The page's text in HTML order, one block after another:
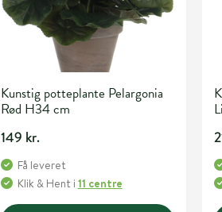
Kunstig potteplante Pelargonia
Rød H34 cm
149 kr.
Få leveret
Klik & Hent i 11 centre